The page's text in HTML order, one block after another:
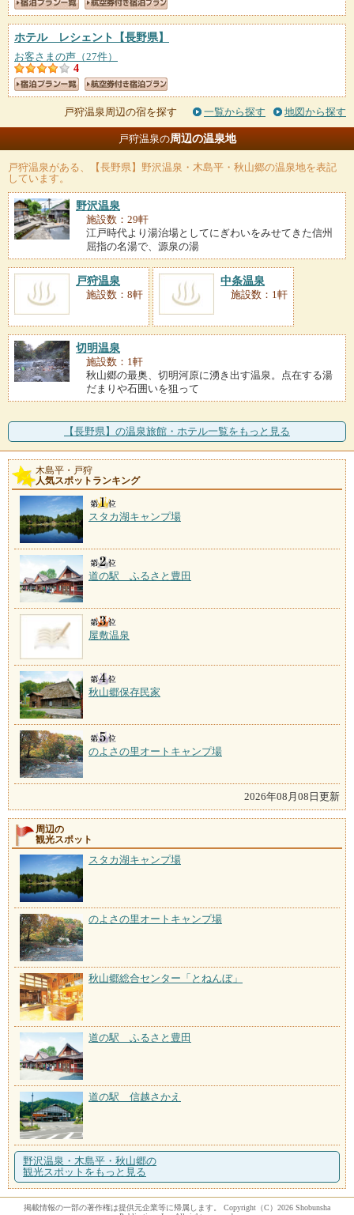
ホテル レシェント 【長野県】
お客さまの声（27件）
4
戸狩温泉周辺の宿を探す 一覧から探す 地図から探す
戸狩温泉の周辺の温泉地
戸狩温泉がある、【長野県】野沢温泉・木島平・秋山郷の温泉地を表記
しています。
野沢温泉
施設数：29軒
江戸時代より湯治場としてにぎわいをみせてきた信州
屈指の名湯で、源泉の湯
戸狩温泉
施設数：8軒
中条温泉
施設数：1軒
切明温泉
施設数：1軒
秋山郷の最奥、切明河原に湧き出す温泉。点在する湯
だまりや石囲いを狙って
【長野県】の温泉旅館・ホテル一覧をもっと見る
木島平・戸狩
人気スポットランキング
スタカ湖キャンプ場
道の駅 ふるさと豊田
屋敷温泉
秋山郷保存民家
のよさの里オートキャンプ場
2026年08月08日更新
周辺の
観光スポット
スタカ湖キャンプ場
のよさの里オートキャンプ場
秋山郷総合センター「とねんぼ」
道の駅 ふるさと豊田
道の駅 信越さかえ
野沢温泉・木島平・秋山郷の
観光スポットをもっと見る
掲載情報の一部の著作権は提供元企業等に帰属します。 Copyright（C）2026 Shobunsha